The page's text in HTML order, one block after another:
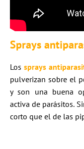
Sprays
Los sprays
pulverizan sobre el
y son una buena
activa de parásitos.
corto que el de las